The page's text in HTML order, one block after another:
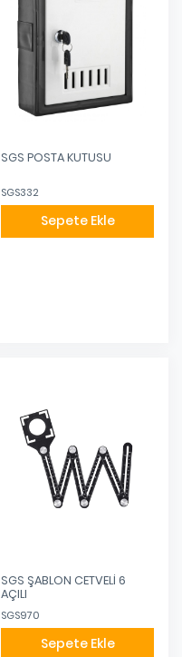
SGS POSTA KUTUSU
SGS332
Sepete Ekle
SGS ŞABLON CETVELİ 6
AÇILI
SGS970
Sepete Ekle